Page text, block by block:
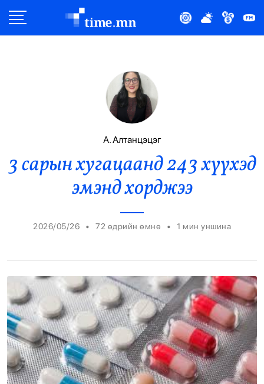
Эдийн Засаг
Нийтлэлчийн Булан
Эрүүл Мэнд
Орон Нутаг
Спорт
Энтертайнмент
Эрэн Сурвалжилга
А. Алтанцэцэг
3 сарын хугацаанд 243 хүүхэд
эмэнд хорджээ
2026/05/26 • 72 өдрийн өмнө • 1 мин уншина